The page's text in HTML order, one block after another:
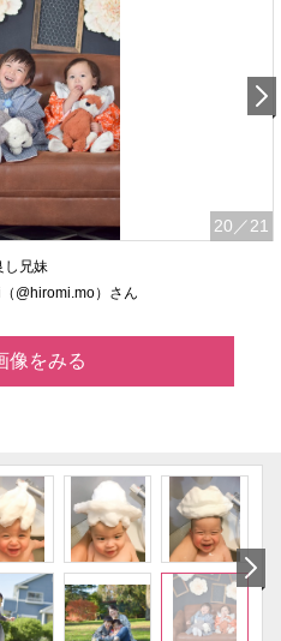
20 ／21
し兄妹
@hiromi.mo）さん
像をみる